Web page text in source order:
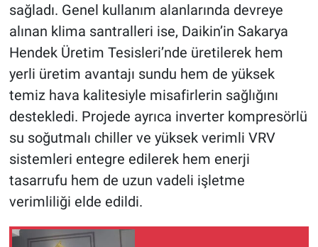
sağladı. Genel kullanım alanlarında devreye
alınan klima santralleri ise, Daikin’in Sakarya
Hendek Üretim Tesisleri’nde üretilerek hem
yerli üretim avantajı sundu hem de yüksek
temiz hava kalitesiyle misafirlerin sağlığını
destekledi. Projede ayrıca inverter kompresörlü
su soğutmalı chiller ve yüksek verimli VRV
sistemleri entegre edilerek hem enerji
tasarrufu hem de uzun vadeli işletme
verimliliği elde edildi.